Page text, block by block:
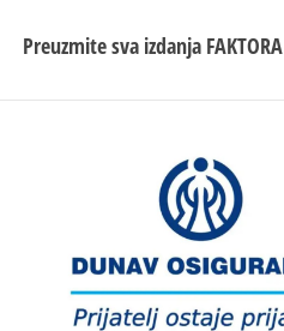
Preuzmite sva izdanja FAKTORA